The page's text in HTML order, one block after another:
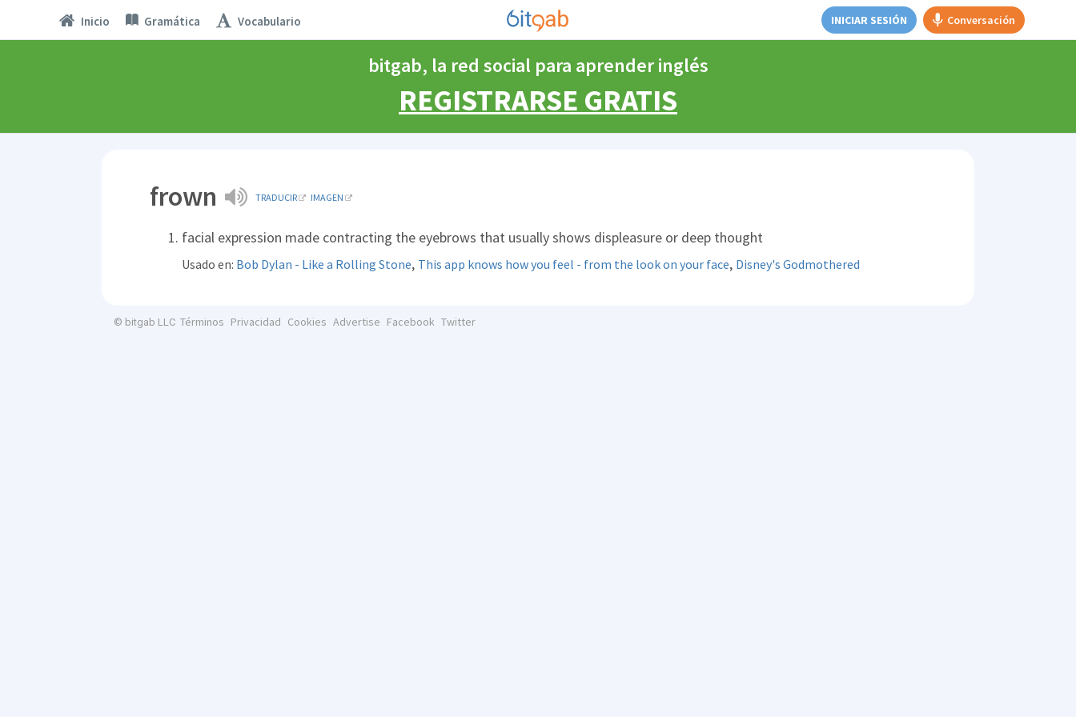
Inicio Gramática Vocabulario INICIAR SESIÓN Conversación
bitgab, la red social para aprender inglés
REGISTRARSE GRATIS
frown TRADUCIR IMAGEN
facial expression made contracting the eyebrows that usually shows displeasure or deep thought
Usado en: Bob Dylan - Like a Rolling Stone, This app knows how you feel - from the look on your face, Disney's Godmothered
© bitgab LLC Términos Privacidad Cookies Advertise Facebook Twitter